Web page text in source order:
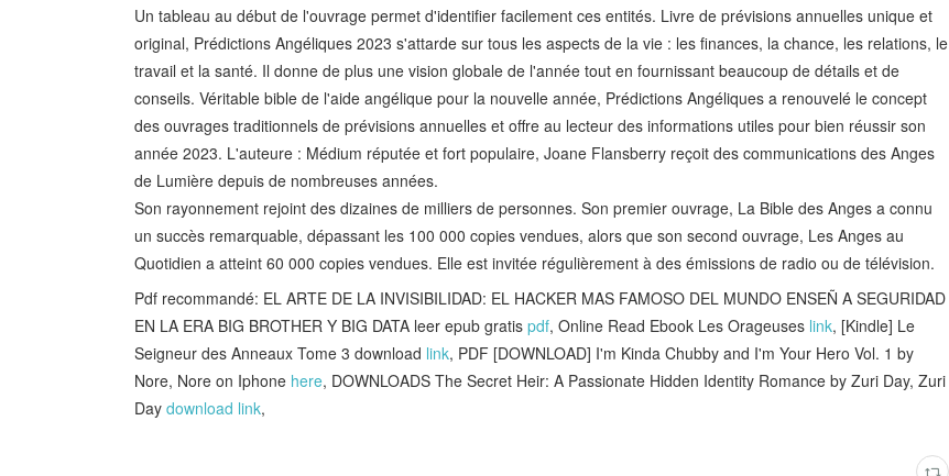
Un tableau au début de l'ouvrage permet d'identifier facilement ces entités. Livre de prévisions annuelles unique et
original, Prédictions Angéliques 2023 s'attarde sur tous les aspects de la vie : les finances, la chance, les relations, le
travail et la santé. Il donne de plus une vision globale de l'année tout en fournissant beaucoup de détails et de
conseils. Véritable bible de l'aide angélique pour la nouvelle année, Prédictions Angéliques a renouvelé le concept
des ouvrages traditionnels de prévisions annuelles et offre au lecteur des informations utiles pour bien réussir son
année 2023. L'auteure : Médium réputée et fort populaire, Joane Flansberry reçoit des communications des Anges
de Lumière depuis de nombreuses années.
Son rayonnement rejoint des dizaines de milliers de personnes. Son premier ouvrage, La Bible des Anges a connu
un succès remarquable, dépassant les 100 000 copies vendues, alors que son second ouvrage, Les Anges au
Quotidien a atteint 60 000 copies vendues. Elle est invitée régulièrement à des émissions de radio ou de télévision.
Pdf recommandé: EL ARTE DE LA INVISIBILIDAD: EL HACKER MAS FAMOSO DEL MUNDO ENSEÑ A SEGURIDAD
EN LA ERA BIG BROTHER Y BIG DATA leer epub gratis pdf, Online Read Ebook Les Orageuses link, [Kindle] Le
Seigneur des Anneaux Tome 3 download link, PDF [DOWNLOAD] I'm Kinda Chubby and I'm Your Hero Vol. 1 by
Nore, Nore on Iphone here, DOWNLOADS The Secret Heir: A Passionate Hidden Identity Romance by Zuri Day, Zuri
Day download link,